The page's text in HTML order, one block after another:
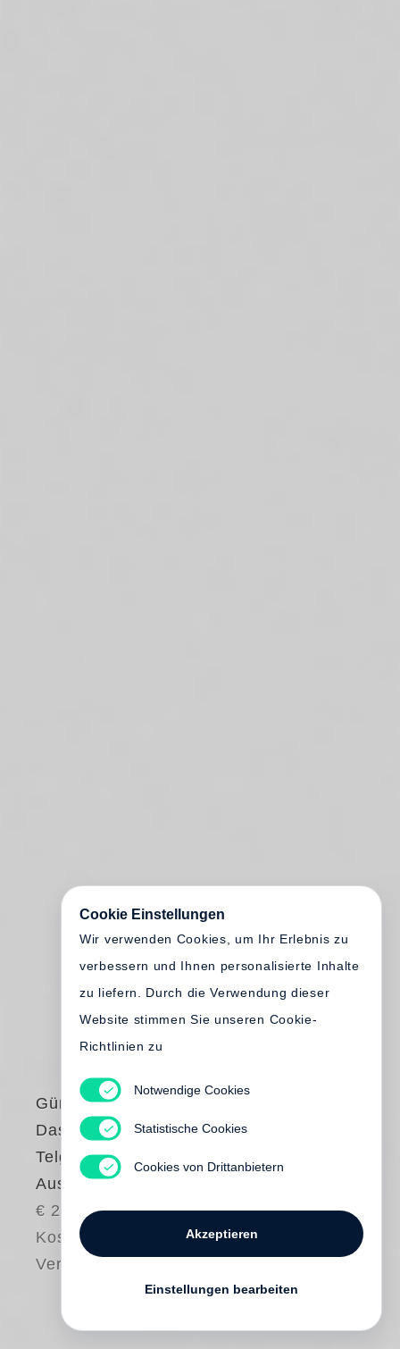
Günter Grass
Das Treffen in
Telgte. Illustrierte
Ausgabe
€ 20.00
Kostenloser
Versand
Cookie Einstellungen
Wir verwenden Cookies, um Ihr Erlebnis zu
verbessern und Ihnen personalisierte Inhalte
zu liefern. Durch die Verwendung dieser
Website stimmen Sie unseren Cookie-
Richtlinien zu
Notwendige Cookies
Statistische Cookies
Cookies von Drittanbietern
Akzeptieren
Einstellungen bearbeiten